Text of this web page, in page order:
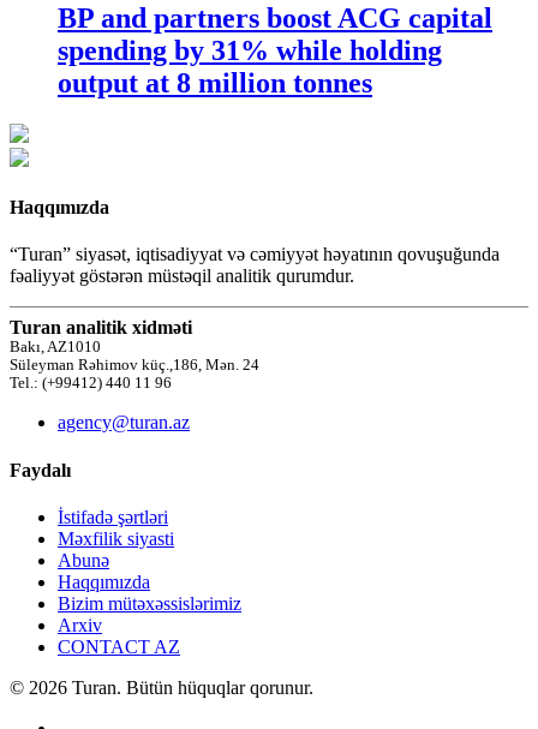
BP and partners boost ACG capital
spending by 31% while holding
output at 8 million tonnes
Haqqımızda
“Turan” siyasət, iqtisadiyyat və cəmiyyət həyatının qovuşuğunda
fəaliyyət göstərən müstəqil analitik qurumdur.
Turan analitik xidməti
Bakı, AZ1010
Süleyman Rəhimov küç.,186, Mən. 24
Tel.: (+99412) 440 11 96
agency@turan.az
Faydalı
İstifadə şərtləri
Məxfilik siyasti
Abunə
Haqqımızda
Bizim mütəxəssislərimiz
Arxiv
CONTACT AZ
© 2026 Turan. Bütün hüquqlar qorunur.